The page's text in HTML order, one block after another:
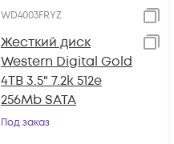
WD4003FRYZ
Жесткий диск
Western Digital Gold
4TB 3.5" 7.2k 512e
256Mb SATA
Под заказ